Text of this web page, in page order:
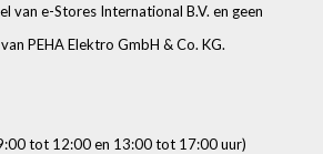
van e-Stores International B.V. en geen
PEHA Elektro GmbH & Co. KG.
tot 12:00 en 13:00 tot 17:00 uur)